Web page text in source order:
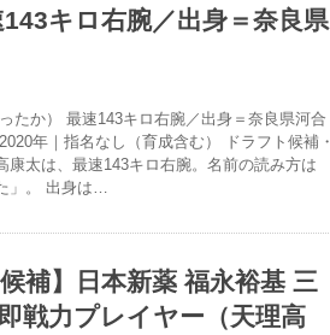
キロ右腕／出身＝奈良県
たか） 最速143キロ右腕／出身＝奈良県河合
年｜指名なし（育成含む） ドラフト候補・
康太は、最速143キロ右腕。名前の読み方は
」。 出身は…
補】日本新薬 福永裕基 三
戦力プレイヤー（天理高